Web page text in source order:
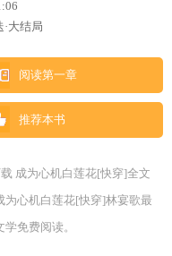
大结局
阅读第一章
推荐本书
成为心机白莲花[快穿]全文
心机白莲花[快穿]林宴歌最
免费阅读。